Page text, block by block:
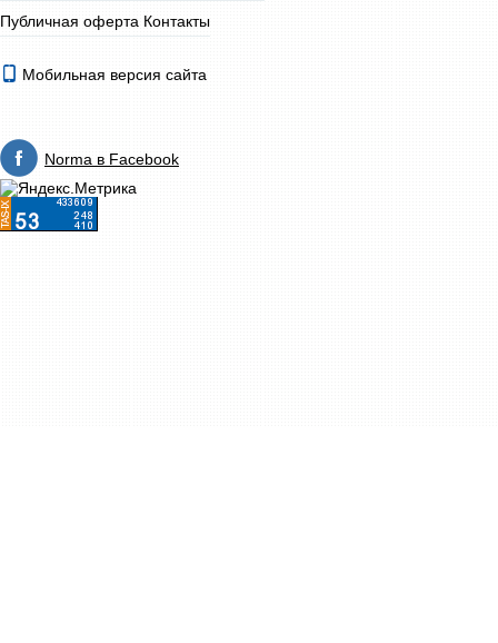
Публичная оферта Контакты
Мобильная версия сайта
Norma в Facebook